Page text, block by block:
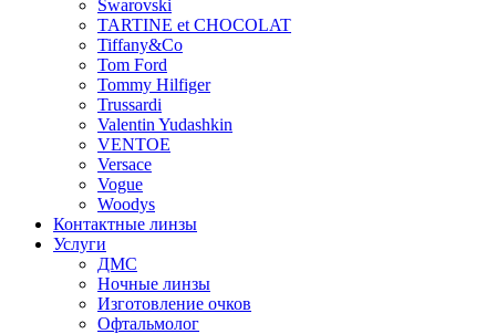
Swarovski
TARTINE et CHOCOLAT
Tiffany&Co
Tom Ford
Tommy Hilfiger
Trussardi
Valentin Yudashkin
VENTOE
Versace
Vogue
Woodys
Контактные линзы
Услуги
ДМС
Ночные линзы
Изготовление очков
Офтальмолог